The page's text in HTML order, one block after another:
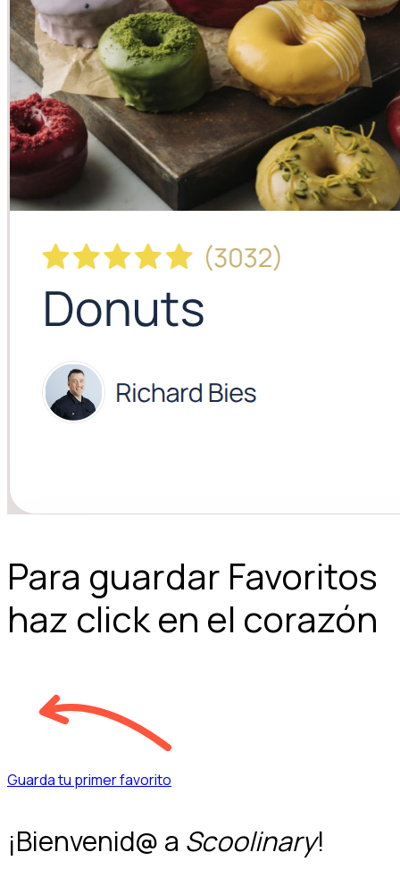
Para guardar Favoritos
haz click en el corazón
Guarda tu primer favorito
¡Bienvenid@ a Scoolinary!